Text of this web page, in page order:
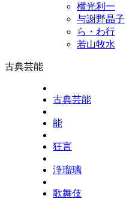
横光利一
与謝野晶子
ら・わ行
若山牧水
古典芸能
古典芸能
能
狂言
浄瑠璃
歌舞伎